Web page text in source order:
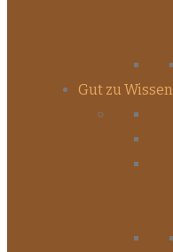
Gut zu Wissen